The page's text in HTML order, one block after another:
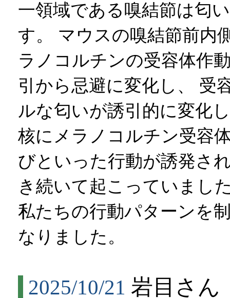
一領域である嗅結節は匂
す。 マウスの嗅結節前内
ラノコルチンの受容体作
引から忌避に変化し、 受
ルな匂いが誘引的に変化
核にメラノコルチン受容
びといった行動が誘発さ
き続いて起こっていまし
私たちの行動パターンを
なりました。
2025/10/21 岩目さん